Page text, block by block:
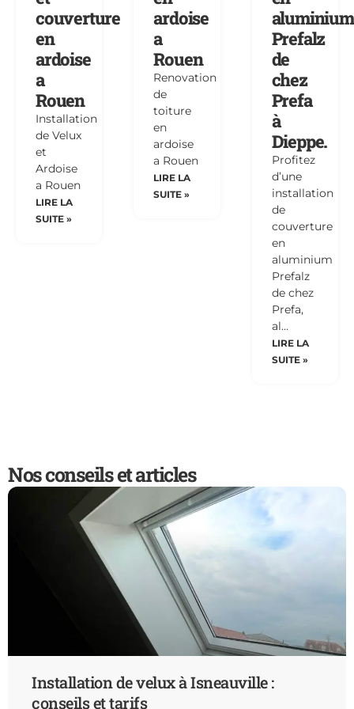
couverture
en
ardoise
a
Rouen
Installation
de Velux
et
Ardoise
a Rouen
LIRE LA
SUITE »
ardoise
a
Rouen
Renovation
de
toiture
en
ardoise
a Rouen
LIRE LA
SUITE »
aluminium
Prefalz
de
chez
Prefa
à
Dieppe.
Profitez
d’une
installation
de
couverture
en
aluminium
Prefalz
de chez
Prefa,
al…
LIRE LA
SUITE »
Nos conseils et articles
Installation de velux à Isneauville :
conseils et tarifs